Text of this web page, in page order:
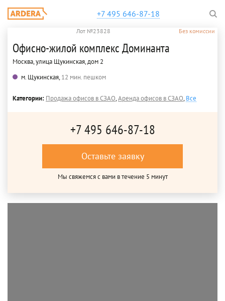
+7 495 646-87-18
Лот №23828 Без комиссии
Офисно-жилой комплекс Доминанта
Москва, улица Щукинская, дом 2
м. Щукинская,12 мин. пешком
Категории: Продажа офисов в СЗАО,Аренда офисов в СЗАО,Все
+7 495 646-87-18
Оставьте заявку
Мы свяжемся с вами в течение 5 минут